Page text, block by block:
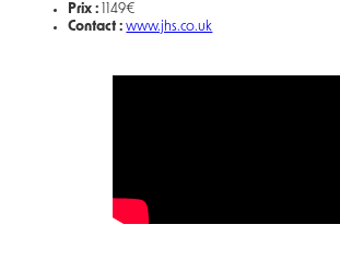
Prix : 1149€
Contact :www.jhs.co.uk